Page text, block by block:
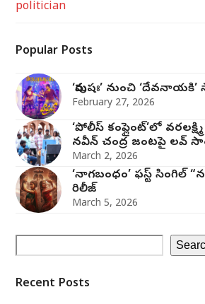
politician
Popular Posts
‘పురుషః’ నుంచి
February 27, 2026
‘పోలీస్ కంప్లైంట్’లో
నవీన్ చంద్ర జంట‌పై ల‌వ్
March 2, 2026
‘నాగబంధం’ ఫస్ట్ సింగిల్
రిలీజ్
March 5, 2026
Recent Posts